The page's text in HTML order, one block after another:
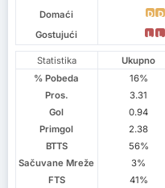
Domaći D D
Gostujući L L
Statistika Ukupno
% Pobeda
16%
Pros.
3.31
Gol
0.94
Primgol
2.38
BTTS
56%
Sačuvane Mreže
3%
FTS
41%